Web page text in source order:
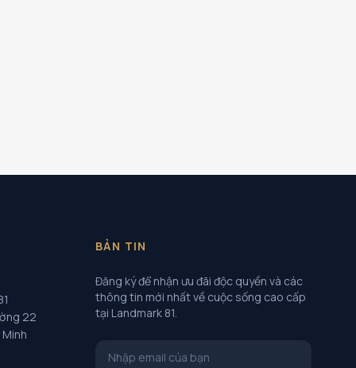
22
Minh
BẢN TIN
Đăng ký để nhận ưu đãi độc quyền và các
thông tin mới nhất về cuộc sống cao cấp
tại Landmark 81.